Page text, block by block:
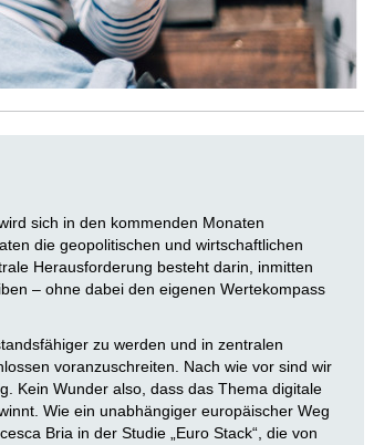
sich in den kommenden Monaten
die geopolitischen und wirtschaftlichen
Herausforderung besteht darin, inmitten
– ohne dabei den eigenen Wertekompass
zu werden und in zentralen
voranzuschreiten. Nach wie vor sind wir
Kein Wunder also, dass das Thema digitale
Wie ein unabhängiger europäischer Weg
Bria in der Studie „Euro Stack“, die von